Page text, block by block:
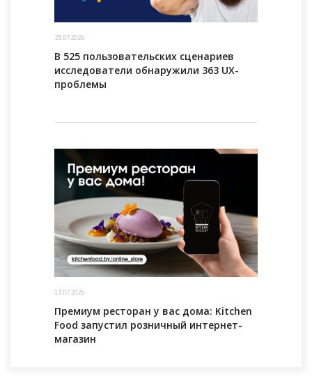
23.07.2026
В 525 пользовательских сценариев
исследователи обнаружили 363 UX-
проблемы
13.07.2026
Премиум ресторан у вас дома: Kitchen
Food запустил розничный интернет-
магазин